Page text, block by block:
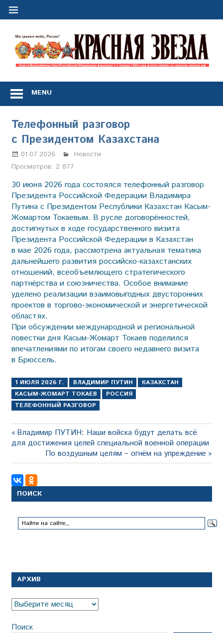
Перейти
Сил
Российской
Федерации
*
выходит
с
1
января
1924
года
MENU
Телефонный разговор
с Президентом Казахстана
01.07.2026 Марина Щербакова
Новости
Просмотров: 2 877
30 июня 2026 года состоялся телефонный разговор
Президента Российской Федерации Владимира
Путина с Президентом Республики Казахстан Касым-
Жомартом Токаевым. В русле договорённостей,
достигнутых в ходе государственного визита
Президента Российской Федерации в Казахстан
в мае 2026 года, рассмотрена актуальная тематика
дальнейшего развития российско-казахстанских
отношений, всеобъемлющего стратегического
партнёрства и союзничества. Особое внимание
уделено реализации взаимо­выгодных двусторонних
проектов в торгово-экономической и энергетической
областях.
При обсуждении международной и региональной
повестки дня Касым-Жомарт Токаев поделился
впечатлениями по итогам своего недавнего визита
в Брюссель.
1 ИЮЛЯ 2026 Г. ВЛАДИМИР ПУТИН
КАЗАХСТАН
КАСЫМ-ЖОМАРТ ТОКАЕВ
РОССИЯ
ТЕЛЕФОННЫЙ РАЗГОВОР
Навигация
по
записям
Предыдущая
запись:
Владимир ПУТИН: Наши войска будут делать всё
для достижения целей специальной военной операции
Следующая
запись:
По воздушным целям – огнём на упреждение
ПОИСК
АРХИВ
Архив
Поиск